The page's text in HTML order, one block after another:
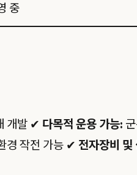
중
개발 ✔ 다목적 운용 가능:
경 작전 가능 ✔ 전자장비 및